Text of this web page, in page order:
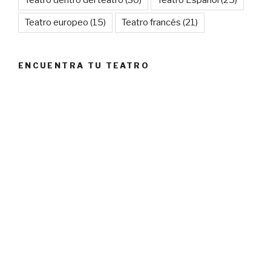
Teatro europeo (15) Teatro francés (21)
ENCUENTRA TU TEATRO